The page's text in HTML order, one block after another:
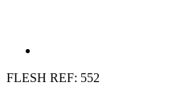
FLESH REF: 552